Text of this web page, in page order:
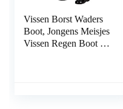
Vissen Borst Waders
Boot, Jongens Meisjes
Vissen Regen Boot Hip